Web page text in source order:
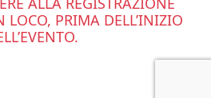
LOCO, PRIMA DELL’INIZIO